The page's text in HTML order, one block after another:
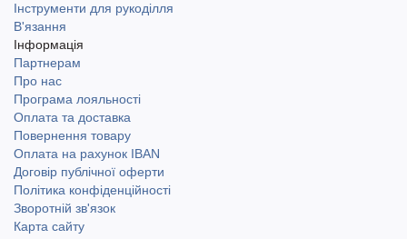
Інструменти для рукоділля
В'язання
Інформація
Партнерам
Про нас
Програма лояльності
Оплата та доставка
Повернення товару
Оплата на рахунок IBAN
Договір публічної оферти
Політика конфіденційності
Зворотній зв'язок
Карта сайту